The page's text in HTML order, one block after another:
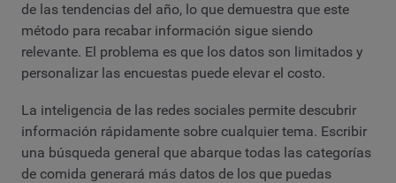
de las tendencias del año, lo que demuestra que este
método para recabar información sigue siendo
relevante. El problema es que los datos son limitados y
personalizar las encuestas puede elevar el costo.
La inteligencia de las redes sociales permite descubrir
información rápidamente sobre cualquier tema. Escribir
una búsqueda general que abarque todas las categorías
de comida generará más datos de los que puedas